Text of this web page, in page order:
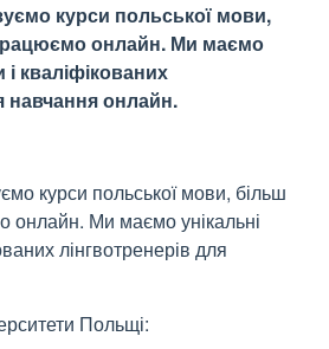
курси польської мови,
онлайн. Ми маємо
кваліфікованих
навчання онлайн.
курси польської мови, більш
онлайн. Ми маємо унікальні
лінгвотренерів для
Польщі: